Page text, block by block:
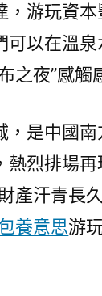
游玩資
以在溫
之夜”感觸
，是中國
烈排場
產汗青長
養意思游